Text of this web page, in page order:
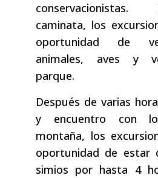
caminata, los
oportunidad de
animales, aves y
parque.
Después de varias
y encuentro con
montaña, los
oportunidad de estar
simios por hasta 4